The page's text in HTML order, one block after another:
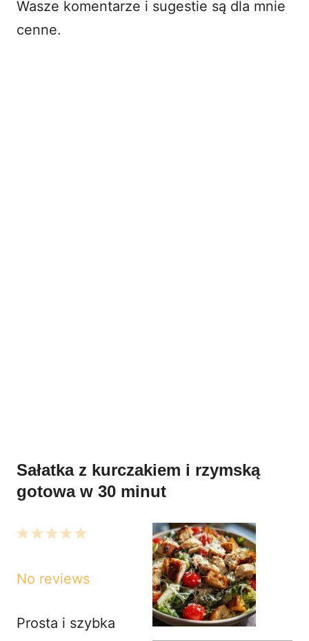
Wasze komentarze i sugestie są dla mnie
cenne.
Sałatka z kurczakiem i rzymską
gotowa w 30 minut
5
4
3
2
1
No reviews
Prosta i szybka